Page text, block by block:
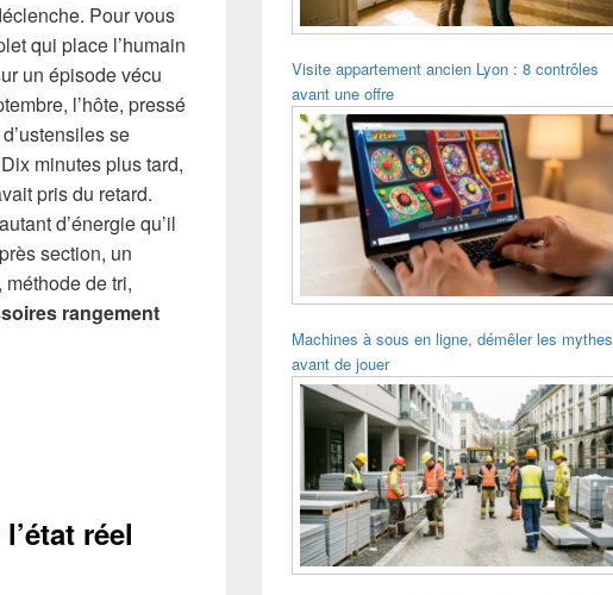
Pour vous
qui place l’humain
un épisode vécu
l’hôte, pressé
se
minutes plus tard,
pris du retard.
d’énergie qu’il
section, un
, méthode de tri,
rangement
réel
Visite appartement ancien Lyon : 8 contrôles
avant une offre
Machines à sous en ligne, démêler les mythes
avant de jouer